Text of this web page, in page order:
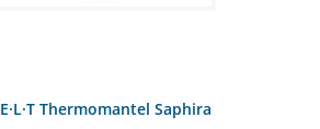
E·L·T Thermomantel Saphira